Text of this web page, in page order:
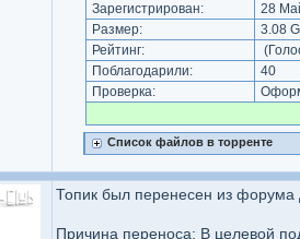
Зарегистрирован:
28
Размер:
3.08
Рейтинг:
Поблагодарили:
40
Проверка:
Список файлов в торренте
Топик был перенесен из форума
Причина переноса: В целевой